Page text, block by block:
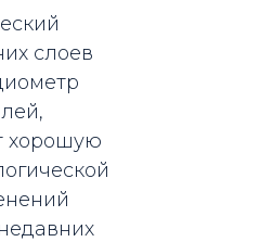
слоев
хорошую